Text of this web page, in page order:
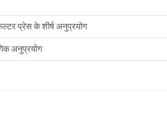
प्रेस के शीर्ष अनुप्रयोग
अनुप्रयोग